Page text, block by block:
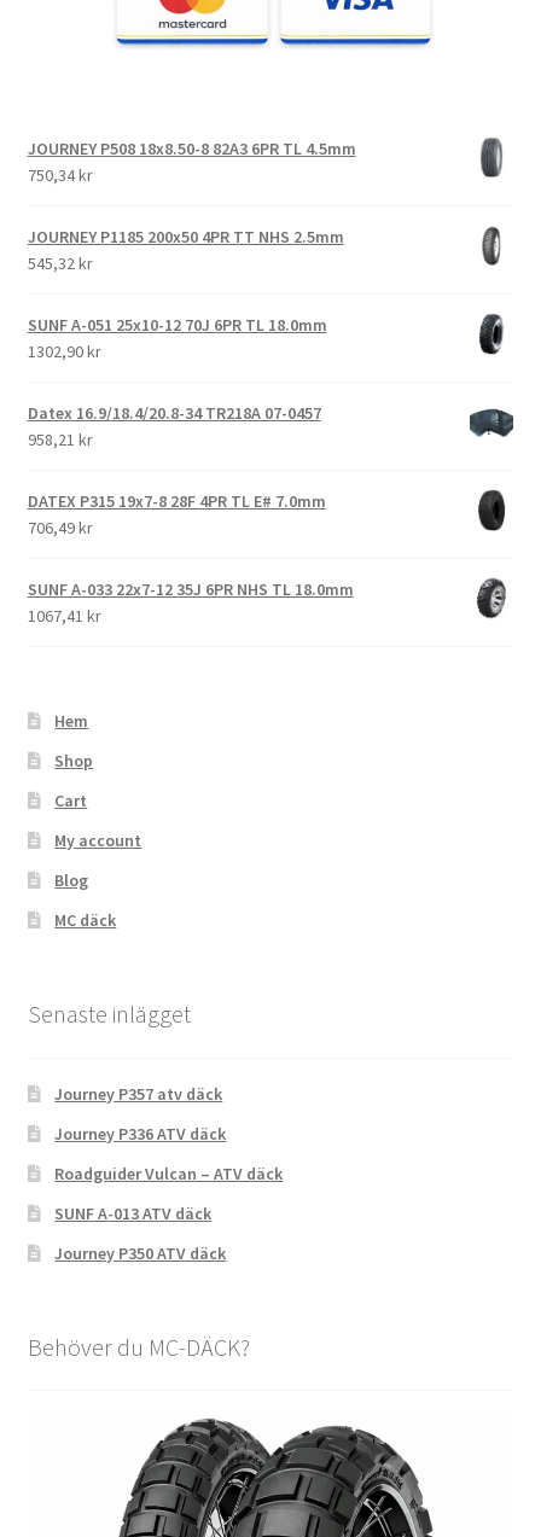
JOURNEY P508 18x8.50-8 82A3 6PR TL 4.5mm
750,34 kr
JOURNEY P1185 200x50 4PR TT NHS 2.5mm
545,32 kr
SUNF A-051 25x10-12 70J 6PR TL 18.0mm
1302,90 kr
Datex 16.9/18.4/20.8-34 TR218A 07-0457
958,21 kr
DATEX P315 19x7-8 28F 4PR TL E# 7.0mm
706,49 kr
SUNF A-033 22x7-12 35J 6PR NHS TL 18.0mm
1067,41 kr
Hem
Shop
Cart
My account
Blog
MC däck
Senaste inlägget
Journey P357 atv däck
Journey P336 ATV däck
Roadguider Vulcan – ATV däck
SUNF A-013 ATV däck
Journey P350 ATV däck
Behöver du MC-DÄCK?